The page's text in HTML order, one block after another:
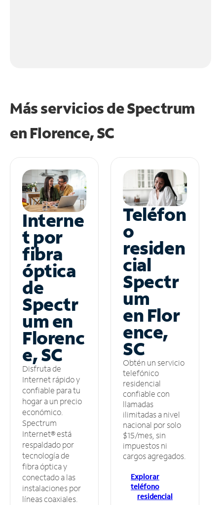
Más servicios de Spectrum
en Florence, SC
Interne
t por
fibra
óptica
de
Spectr
um en
Florenc
e, SC
Disfruta de
Internet rápido y
confiable para tu
hogar a un precio
económico.
Spectrum
Internet® está
respaldado por
tecnología de
fibra óptica y
conectado a las
instalaciones por
líneas coaxiales.
Teléfon
o
residen
cial
Spectr
um
en Flor
ence,
SC
Obtén un servicio
telefónico
residencial
confiable con
llamadas
ilimitadas a nivel
nacional por solo
$15/mes, sin
impuestos ni
cargos agregados.
Explorar
teléfono
residencial